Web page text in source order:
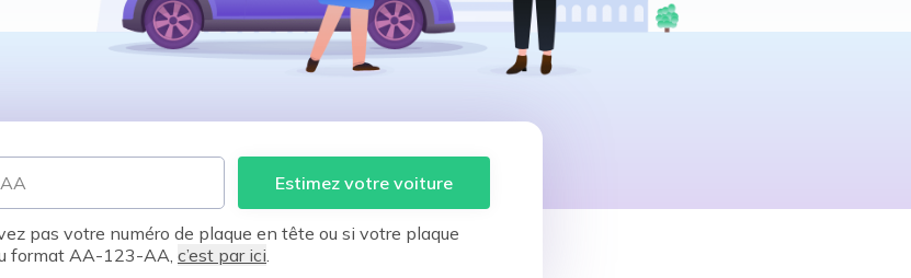
Estimez votre voiture
pas votre numéro de plaque en tête ou si votre plaque
format AA-123-AA, c’est par ici.